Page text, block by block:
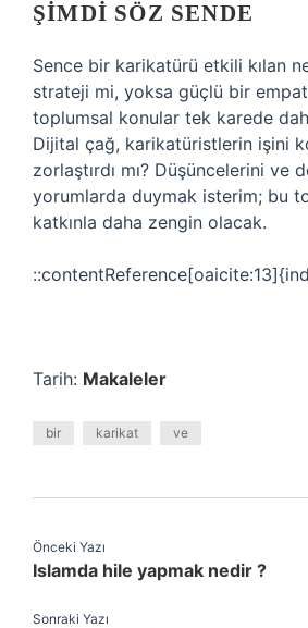
ŞIMDI SÖZ SENDE
Sence bir karikatürü etkili kılan
strateji mi, yoksa güçlü bir
toplumsal konular tek karede
Dijital çağ, karikatüristlerin işini
zorlaştırdı mı? Düşüncelerini ve
yorumlarda duymak isterim; bu
katkınla daha zengin olacak.
Tarih: Makaleler
bir karikat ve
Önceki Yazı
Islamda hile yapmak nedir ?
Sonraki Yazı